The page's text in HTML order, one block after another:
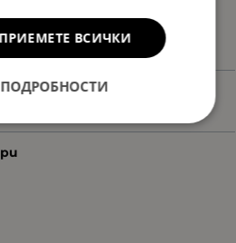
ПРИЕМЕТЕ ВСИЧКИ